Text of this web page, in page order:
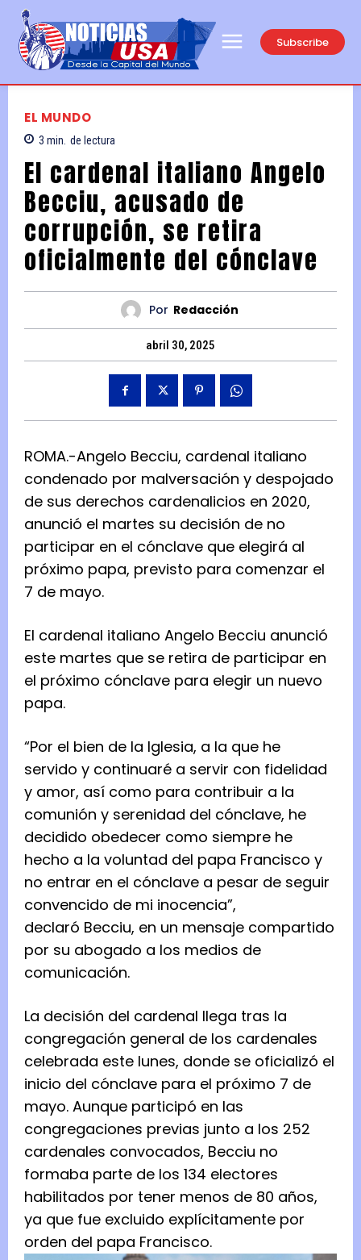
Subscribe
EL MUNDO
3 min. de lectura
El cardenal italiano Angelo
Becciu, acusado de
corrupción, se retira
oficialmente del cónclave
Por Redacción
abril 30, 2025
ROMA.-Angelo Becciu, cardenal italiano
condenado por malversación y despojado
de sus derechos cardenalicios en 2020,
anunció el martes su decisión de no
participar en el cónclave que elegirá al
próximo papa, previsto para comenzar el
7 de mayo.
El cardenal italiano Angelo Becciu anunció
este martes que se retira de participar en
el próximo cónclave para elegir un nuevo
papa.
“Por el bien de la Iglesia, a la que he
servido y continuaré a servir con fidelidad
y amor, así como para contribuir a la
comunión y serenidad del cónclave, he
decidido obedecer como siempre he
hecho a la voluntad del papa Francisco y
no entrar en el cónclave a pesar de seguir
convencido de mi inocencia”,
declaró Becciu, en un mensaje compartido
por su abogado a los medios de
comunicación.
La decisión del cardenal llega tras la
congregación general de los cardenales
celebrada este lunes, donde se oficializó el
inicio del cónclave para el próximo 7 de
mayo. Aunque participó en las
congregaciones previas junto a los 252
cardenales convocados, Becciu no
formaba parte de los 134 electores
habilitados por tener menos de 80 años,
ya que fue excluido explícitamente por
orden del papa Francisco.